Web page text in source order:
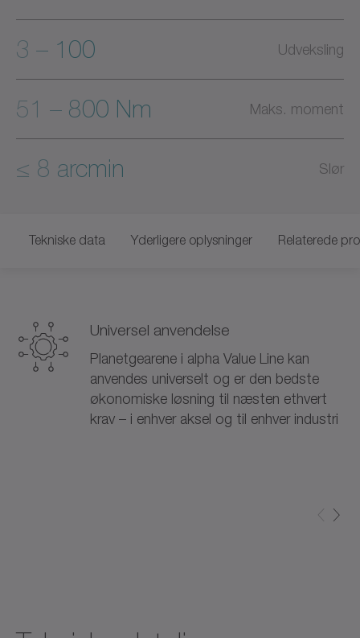
3 – 100 Udveksling
51 – 800 Nm Maks. moment
≤ 8 arcmin Slør
Tekniske data Yderligere oplysninger Relaterede
Universel anvendelse
Planetgearene i alpha Value Line kan
anvendes universelt og er den bedste
økonomiske løsning til næsten ethvert
krav – i enhver aksel og til enhver industri